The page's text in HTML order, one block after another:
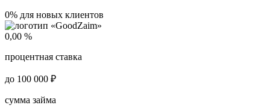
0% для новых клиентов
0,00 %
процентная ставка
до 100 000 ₽
сумма займа